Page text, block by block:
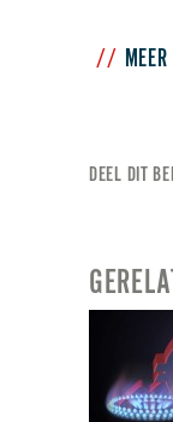
DEEL DIT